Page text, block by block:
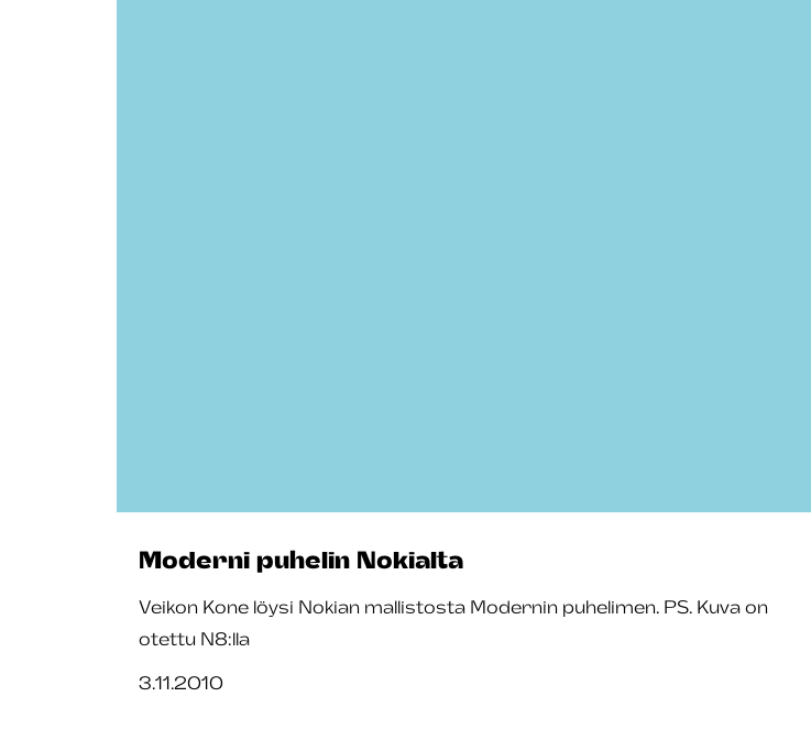
Moderni puhelin Nokialta
Veikon Kone löysi Nokian mallistosta Modernin puhelimen. PS. Kuva on
otettu N8:lla
3.11.2010